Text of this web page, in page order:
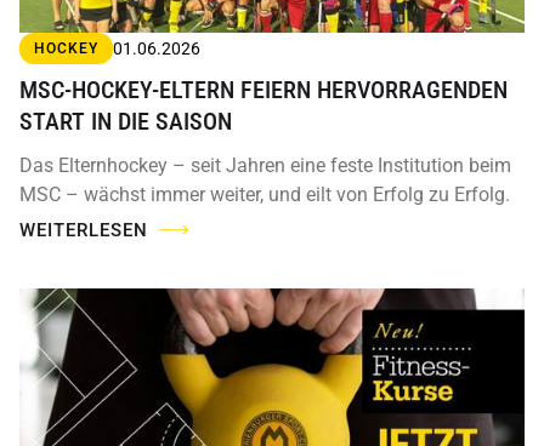
HOCKEY 01.06.2026
MSC-HOCKEY-ELTERN FEIERN HERVORRAGENDEN
START IN DIE SAISON
Das Elternhockey – seit Jahren eine feste Institution beim
MSC – wächst immer weiter, und eilt von Erfolg zu Erfolg.
WEITERLESEN